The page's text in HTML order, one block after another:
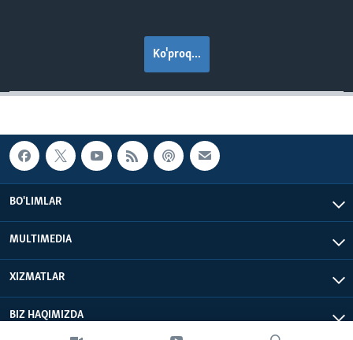
Ko'proq...
BO'LIMLAR
MULTIMEDIA
XIZMATLAR
BIZ HAQIMIZDA